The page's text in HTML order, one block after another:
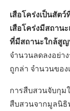
เสือโคร่งเป็นสัต
เสือโคร่งมีสถาน
ที่มีสถานะใกล้สู
จำนวนลดลงอย่า
ถูกล่า จำนวนขอ
การสืบสวนจับกุ
สืบสวนจากมูลนิธิ